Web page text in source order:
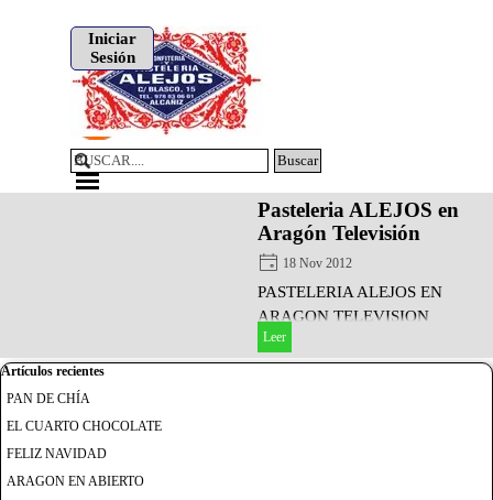
Iniciar
Sesión
Buscar
Saltar menú
Pasteleria ALEJOS en
Aragón Televisión
18 Nov 2012
PASTELERIA ALEJOS EN
ARAGON TELEVISION
Leer
Saltar el bloque Artículos recientes
Artículos recientes
PAN DE CHÍA
EL CUARTO CHOCOLATE
FELIZ NAVIDAD
ARAGON EN ABIERTO